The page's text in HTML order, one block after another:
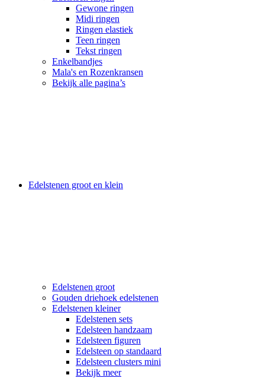
Gewone ringen
Midi ringen
Ringen elastiek
Teen ringen
Tekst ringen
Enkelbandjes
Mala's en Rozenkransen
Bekijk alle pagina’s
Edelstenen groot en klein
Edelstenen groot
Gouden driehoek edelstenen
Edelstenen kleiner
Edelstenen sets
Edelsteen handzaam
Edelsteen figuren
Edelsteen op standaard
Edelsteen clusters mini
Bekijk meer